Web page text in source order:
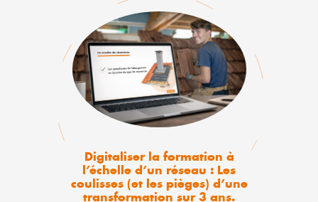
Digitaliser la formation à
l’échelle d’un réseau : Les
coulisses (et les pièges) d’une
transformation sur 3 ans.